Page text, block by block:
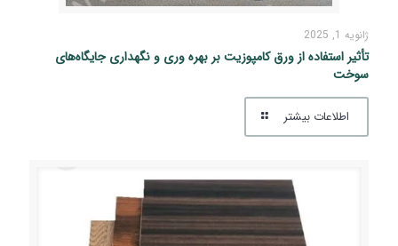
ژانویه 1, 2025
تأثیر استفاده از ورق کامپوزیت بر بهره‌ وری و نگهداری جایگاه‌های
سوخت
اطلاعات بیشتر